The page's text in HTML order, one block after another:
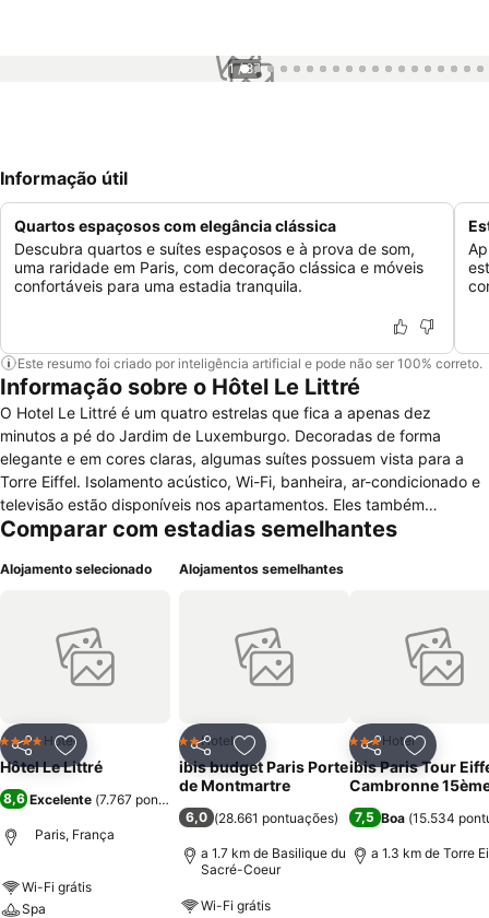
1 / 87
Informação útil
Quartos espaçosos com elegância clássica
Descubra quartos e suítes espaçosos e à prova de som,
uma raridade em Paris, com decoração clássica e móveis
confortáveis para uma estadia tranquila.
Este resumo foi criado por inteligência artificial e pode não ser 100% correto.
Informação sobre o Hôtel Le Littré
O Hotel Le Littré é um quatro estrelas que fica a apenas dez
minutos a pé do Jardim de Luxemburgo. Decoradas de forma
elegante e em cores claras, algumas suítes possuem vista para a
Torre Eiffel. Isolamento acústico, Wi-Fi, banheira, ar-condicionado e
televisão estão disponíveis nos apartamentos. Eles também
dispõem de cofre e telefone, além de secador de cabelos e
acomodar até três pessoas, também apresentam closet e sala. O
propriedade, que ainda possui um espaço com computadores e
impressora. O café da manhã possui itens caseiros e está incluso
em algumas diárias. Os restaurantes Bistrô Burger Montparnasse,
Enquanto a Fundação Cartier de Arte Contemporânea fica a
aproximadamente um quilômetro, as Catacumbas de Paris situam-
se a menos de dois.
Comparar com estadias semelhantes
Alojamento selecionado
PartilharAdicionar aos favoritos
4 EstrelasHotel
Hôtel Le Littré
8,6 Excelente (7.767 pontuações
Paris, França
Wi-Fi grátis
Spa
Alojamentos semelhantes
PartilharAdicionar aos favoritos
2 Estrelas
Hotel
ibis budget Paris Porte
de Montmartre
6,0 (28.661 pontuações)
a 1.7 km de Basilique du
Sacré-Coeur
Wi-Fi grátis
Partilhar
3 Estrelas
Hotel
ibis Paris Tour
Cambronne
7,5 Boa (15.534
a 1.3 km de Torre